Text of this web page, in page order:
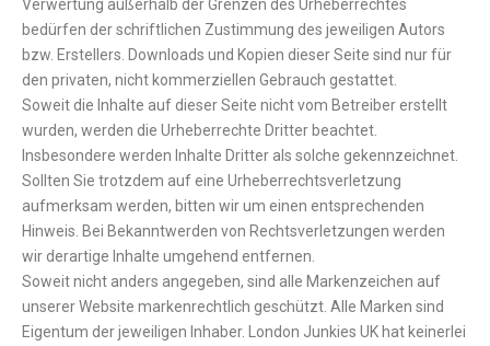
Verwertung außerhalb der Grenzen des Urheberrechtes
bedürfen der schriftlichen Zustimmung des jeweiligen Autors
bzw. Erstellers. Downloads und Kopien dieser Seite sind nur für
den privaten, nicht kommerziellen Gebrauch gestattet.
Soweit die Inhalte auf dieser Seite nicht vom Betreiber erstellt
wurden, werden die Urheberrechte Dritter beachtet.
Insbesondere werden Inhalte Dritter als solche gekennzeichnet.
Sollten Sie trotzdem auf eine Urheberrechtsverletzung
aufmerksam werden, bitten wir um einen entsprechenden
Hinweis. Bei Bekanntwerden von Rechtsverletzungen werden
wir derartige Inhalte umgehend entfernen.
Soweit nicht anders angegeben, sind alle Markenzeichen auf
unserer Website markenrechtlich geschützt. Alle Marken sind
Eigentum der jeweiligen Inhaber. London Junkies UK hat keinerlei